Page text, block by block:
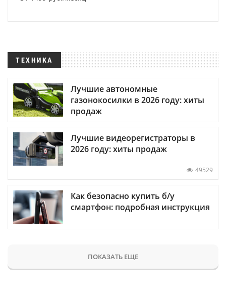
ТЕХНИКА
Лучшие автономные
газонокосилки в 2026 году: хиты
продаж
Лучшие видеорегистраторы в
2026 году: хиты продаж
49529
Как безопасно купить б/у
смартфон: подробная инструкция
ПОКАЗАТЬ ЕЩЕ